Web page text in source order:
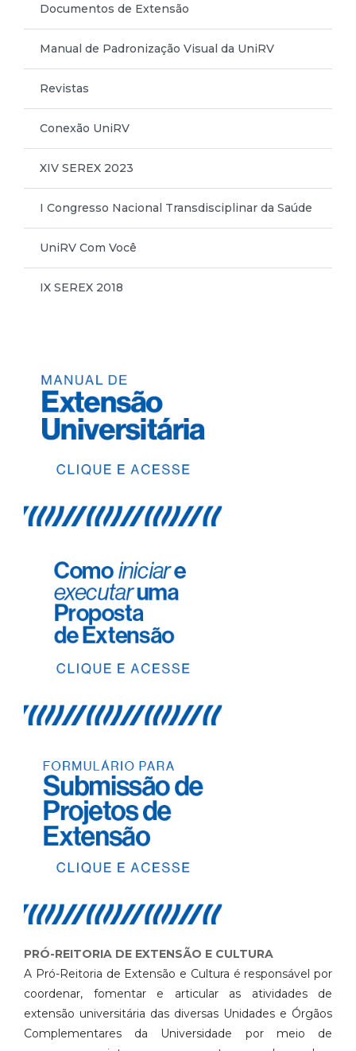
Documentos de Extensão
Manual de Padronização Visual da UniRV
Revistas
Conexão UniRV
XIV SEREX 2023
I Congresso Nacional Transdisciplinar da Saúde
UniRV Com Você
IX SEREX 2018
PRÓ-REITORIA DE EXTENSÃO E CULTURA
A Pró-Reitoria de Extensão e Cultura é responsável por
coordenar, fomentar e articular as atividades de
extensão universitária das diversas Unidades e Órgãos
Complementares da Universidade por meio de